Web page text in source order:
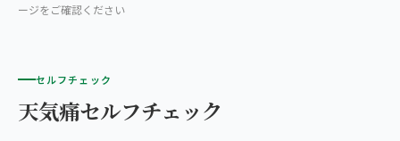
ージをご確認ください
セルフチェック
天気痛セルフチェック